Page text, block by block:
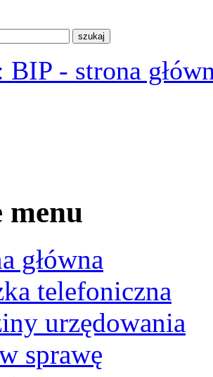
menu
główna
telefoniczna
urzędowania
sprawę